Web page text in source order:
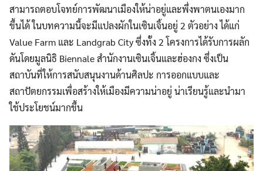
สามารถตอบโจทย์การพัฒนาเมืองให้น่าอยู่และพึ่งพาตนเองมาก
ขึ้นได้ ในบทความนี้จะมีแปลงผักในเซินเจิ้นอยู่ 2 ตัวอย่าง ได้แก่
Value Farm และ Landgrab City ซึ่งทั้ง 2 โครงการได้รับการผลัก
ดันโดยมูลนิธิ Biennale สำนักงานเซินเจิ้นและฮ่องกง ซึ่งเป็น
สถาบันที่ให้การสนับสนุนงานด้านศิลปะ การออกแบบและ
สถาปัตยกรรมเพื่อสร้างให้เมืองมีความน่าอยู่ น่าเรียนรู้และนำมา
ใช้ประโยชน์มากขึ้น